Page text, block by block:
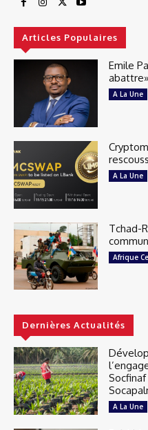
Articles Populaires
Emile
abattre»
A La Une
A La Une
Tchad-
commun
Afrique
Dernières Actualités
A La Une